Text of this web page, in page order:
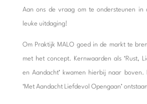
Aan ons de vraag om te ondersteunen in
leuke uitdaging!
Om Praktijk MALO goed in de markt te
met het concept. Kernwaarden als ‘Rust,
en Aandacht’ kwamen hierbij naar boven.
‘Met Aandacht Liefdevol Opengaan’